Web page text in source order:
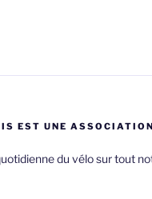
EST UNE
du vélo sur tout